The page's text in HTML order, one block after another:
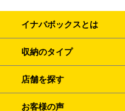
イナバボックスとは
収納のタイプ
店舗を探す
お客様の声